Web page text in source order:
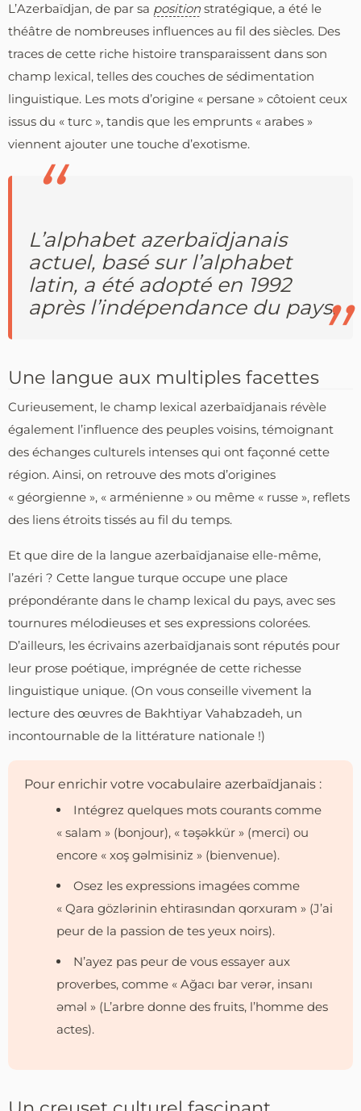
L’Azerbaïdjan, de par sa position stratégique, a été le
théâtre de nombreuses influences au fil des siècles. Des
traces de cette riche histoire transparaissent dans son
champ lexical, telles des couches de sédimentation
linguistique. Les mots d’origine « persane » côtoient ceux
issus du « turc », tandis que les emprunts « arabes »
viennent ajouter une touche d’exotisme.
L’alphabet azerbaïdjanais
actuel, basé sur l’alphabet
latin, a été adopté en 1992
après l’indépendance du pays.
Une langue aux multiples facettes
Curieusement, le champ lexical azerbaïdjanais révèle
également l’influence des peuples voisins, témoignant
des échanges culturels intenses qui ont façonné cette
région. Ainsi, on retrouve des mots d’origines
« géorgienne », « arménienne » ou même « russe », reflets
des liens étroits tissés au fil du temps.
Et que dire de la langue azerbaïdjanaise elle-même,
l’azéri ? Cette langue turque occupe une place
prépondérante dans le champ lexical du pays, avec ses
tournures mélodieuses et ses expressions colorées.
D’ailleurs, les écrivains azerbaïdjanais sont réputés pour
leur prose poétique, imprégnée de cette richesse
linguistique unique. (On vous conseille vivement la
lecture des œuvres de Bakhtiyar Vahabzadeh, un
incontournable de la littérature nationale !)
Pour enrichir votre vocabulaire azerbaïdjanais :
Intégrez quelques mots courants comme
« salam » (bonjour), « təşəkkür » (merci) ou
encore « xoş gəlmisiniz » (bienvenue).
Osez les expressions imagées comme
« Qara gözlərinin ehtirasından qorxuram » (J’ai
peur de la passion de tes yeux noirs).
N’ayez pas peur de vous essayer aux
proverbes, comme « Ağacı bar verər, insanı
əməl » (L’arbre donne des fruits, l’homme des
actes).